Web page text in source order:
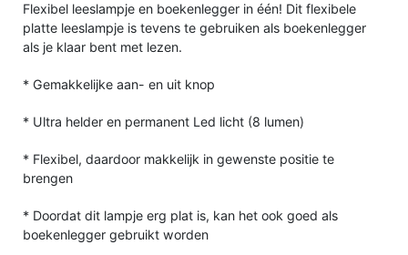
Flexibel leeslampje en boekenlegger in één! Dit flexibele
platte leeslampje is tevens te gebruiken als boekenlegger
als je klaar bent met lezen.
* Gemakkelijke aan- en uit knop
* Ultra helder en permanent Led licht (8 lumen)
* Flexibel, daardoor makkelijk in gewenste positie te
brengen
* Doordat dit lampje erg plat is, kan het ook goed als
boekenlegger gebruikt worden